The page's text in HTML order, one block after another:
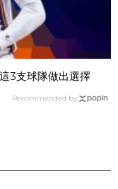
3支球隊做出選擇
Recommended by